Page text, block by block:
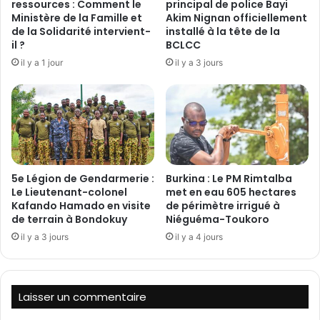
i
n
t
é
e
s
s
e
d
e
s
i
n
v
e
t
i
f
o
n
t
d
e
s
d
o
n
s
d
’
o
r
i
n
ressources : Comment le
Ministère de la Famille et
de la Solidarité intervient-
il ?
il y a 1 jour
principal de police Bayi
Akim Nignan officiellement
installé à la tête de la
BCLCC
il y a 3 jours
5e Légion de Gendarmerie :
Le Lieutenant-colonel
Kafando Hamado en visite
de terrain à Bondokuy
il y a 3 jours
Burkina : Le PM Rimtalba
met en eau 605 hectares
de périmètre irrigué à
Niéguéma-Toukoro
il y a 4 jours
Laisser un commentaire